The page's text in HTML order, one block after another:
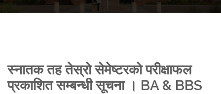
स्नातक तह तेस्राे सेमेष्टरकाे परीक्षाफल
प्रकाशित सम्बन्धी सूचना । BA & BBS